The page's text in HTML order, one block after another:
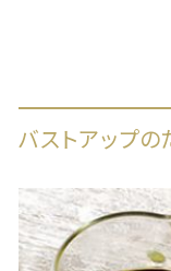
バストアップ